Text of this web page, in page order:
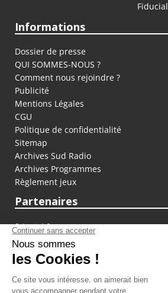
Fiducial
Informations
Dossier de presse
QUI SOMMES-NOUS ?
Comment nous rejoindre ?
Publicité
Mentions Légales
CGU
Politique de confidentialité
Sitemap
Archives Sud Radio
Archives Programmes
Règlement jeux
Partenaires
fiducial.fr
lyoncapitale.fr
olympique-et-lyonnais.com
L'application Iphone / Android